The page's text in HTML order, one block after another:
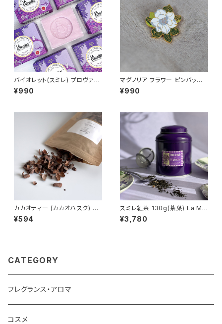
バイオレット(スミレ) プロヴァン
ス石鹸 100g /LA CORVETT
E/ ラ・コルベット ＜フランス製＞
¥990
マグノリア フラワー ピンバッジ
White Magnolia
¥990
カカオティー (カカオハスク) 50
G ショコラマダガスカル Choco
lat Madagascar
¥594
スミレ紅茶 130g(茶葉) La Mai
son de la Violette フランス/
トゥールーズ Violet black tea
¥3,780
CATEGORY
フレグランス・アロマ
コスメ